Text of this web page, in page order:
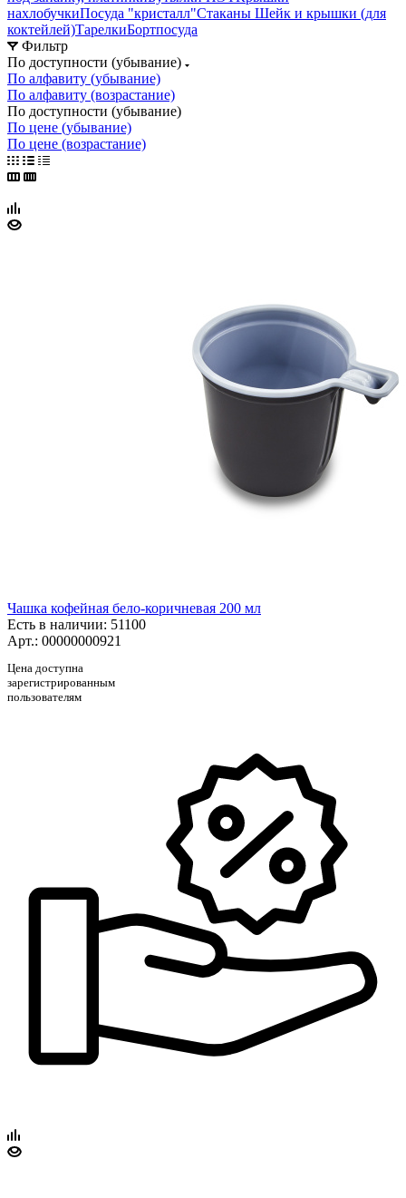
нахлобучкиПосуда "кристалл"Стаканы Шейк и крышки (для
коктейлей)ТарелкиБортпосуда
Фильтр
По доступности (убывание)
По алфавиту (убывание)
По алфавиту (возрастание)
По доступности (убывание)
По цене (убывание)
По цене (возрастание)
Чашка кофейная бело-коричневая 200 мл
Есть в наличии: 51100
Арт.: 00000000921
Цена доступна
зарегистрированным
пользователям